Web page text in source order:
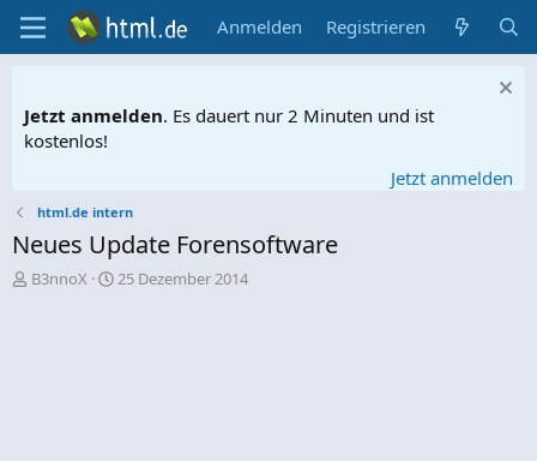
Anmelden Registrieren
Jetzt anmelden. Es dauert nur 2 Minuten und ist
kostenlos!
Jetzt anmelden
html.de intern
Neues Update Forensoftware
E
B3nnoX
E
25 Dezember 2014